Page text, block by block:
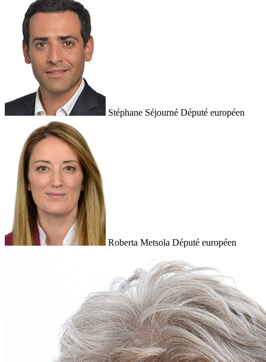
Stéphane Séjourné Député européen
Roberta Metsola Député européen